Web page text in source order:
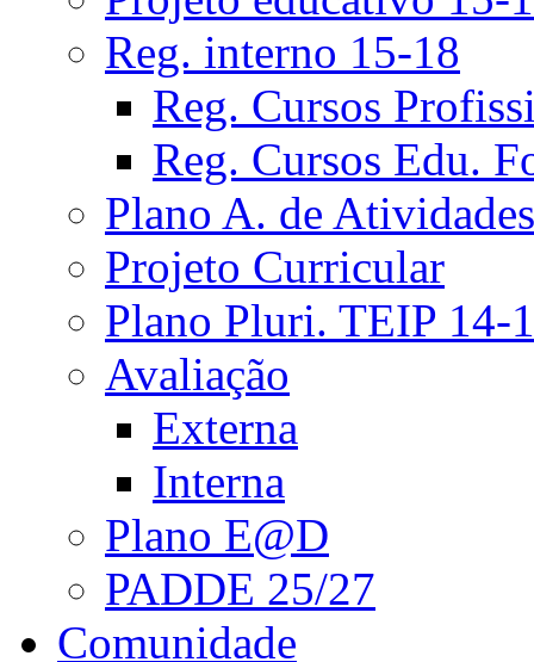
Reg. interno 15-18
Reg. Cursos
Reg. Cursos Edu.
Plano A. de Atividades
Projeto Curricular
Plano Pluri. TEIP 14-
Avaliação
Externa
Interna
Plano E@D
PADDE 25/27
Comunidade